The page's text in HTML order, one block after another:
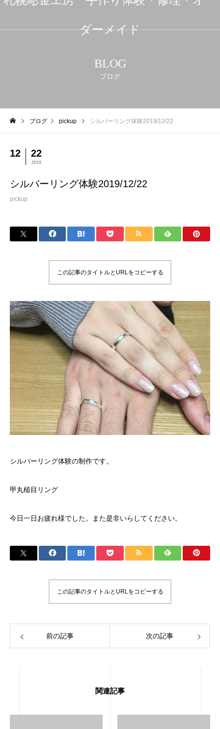
ダーメイド
BLOG
ブログ
ブログ pickup シルバーリング体験2019/12/22
12 22
2019
シルバーリング体験2019/12/22
pickup
この記事のタイトルとURLをコピーする
シルバーリング体験の制作です。
甲丸槌目リング
今日一日お疲れ様でした。また是非いらしてください。
この記事のタイトルとURLをコピーする
前の記事 次の記事
関連記事